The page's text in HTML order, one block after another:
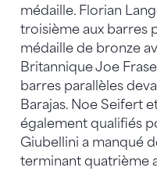
médaille. Florian
troisième aux barres
médaille de bronze
Britannique Joe
barres parallèles
Barajas. Noe Seifert
également qualifiés
Giubellini a manqué
terminant quatrième